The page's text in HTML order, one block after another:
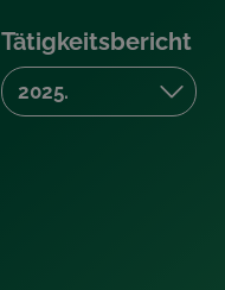
Tätigkeitsbericht